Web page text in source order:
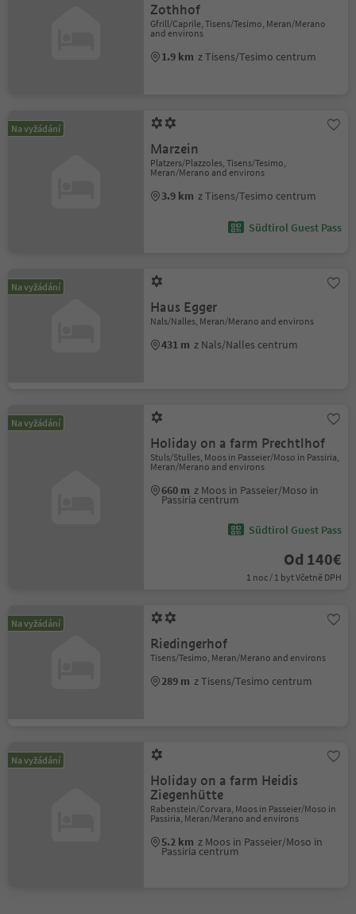
Zothhof
Gfrill/Caprile, Tisens/Tesimo, Meran/Merano
and environs
1.9 km z Tisens/Tesimo centrum
Na vyžádání
Marzein
Platzers/Plazzoles, Tisens/Tesimo,
Meran/Merano and environs
3.9 km z Tisens/Tesimo centrum
Südtirol Guest Pass
Na vyžádání
Haus Egger
Nals/Nalles, Meran/Merano and environs
431 m z Nals/Nalles centrum
Na vyžádání
Holiday on a farm Prechtlhof
Stuls/Stulles, Moos in Passeier/Moso in Passiria,
Meran/Merano and environs
660 m z Moos in Passeier/Moso in
Passiria centrum
Südtirol Guest Pass
Od 140€
1 noc / 1 byt Včetně DPH
Na vyžádání
Riedingerhof
Tisens/Tesimo, Meran/Merano and environs
289 m z Tisens/Tesimo centrum
Na vyžádání
Holiday on a farm Heidis
Ziegenhütte
Rabenstein/Corvara, Moos in Passeier/Moso in
Passiria, Meran/Merano and environs
5.2 km z Moos in Passeier/Moso in
Passiria centrum